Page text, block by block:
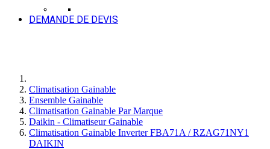
DEMANDE DE DEVIS
Climatisation Gainable
Ensemble Gainable
Climatisation Gainable Par Marque
Daikin - Climatiseur Gainable
Climatisation Gainable Inverter FBA71A / RZAG71NY1
DAIKIN